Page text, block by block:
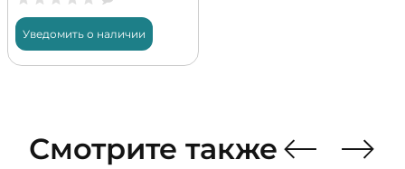
Уведомить о наличии
Смотрите также